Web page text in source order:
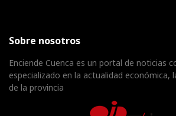
Sobre nosotros
Enciende Cuenca es un portal de noticias
especializado en la actualidad económica,
de la provincia